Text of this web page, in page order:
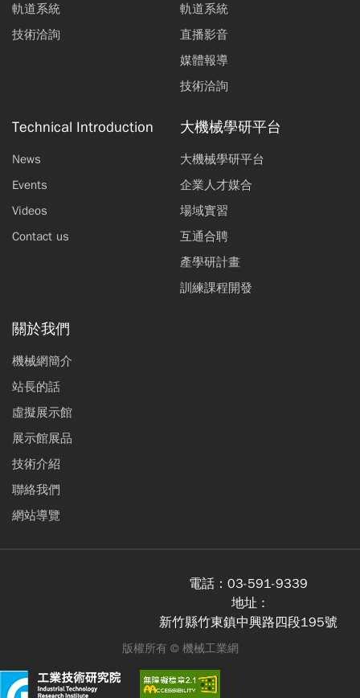
軌道系統
技術洽詢
軌道系統
直播影音
媒體報導
技術洽詢
Technical Introduction
News
Events
Videos
Contact us
大機械學研平台
大機械學研平台
企業人才媒合
場域實習
互通合聘
產學研計畫
訓練課程開發
關於我們
機械網簡介
站長的話
虛擬展示館
展示館展品
技術介紹
聯絡我們
網站導覽
電話： 03-591-9339
地址 :
新竹縣竹東鎮中興路四段195號
版權所有 © 機械工業網